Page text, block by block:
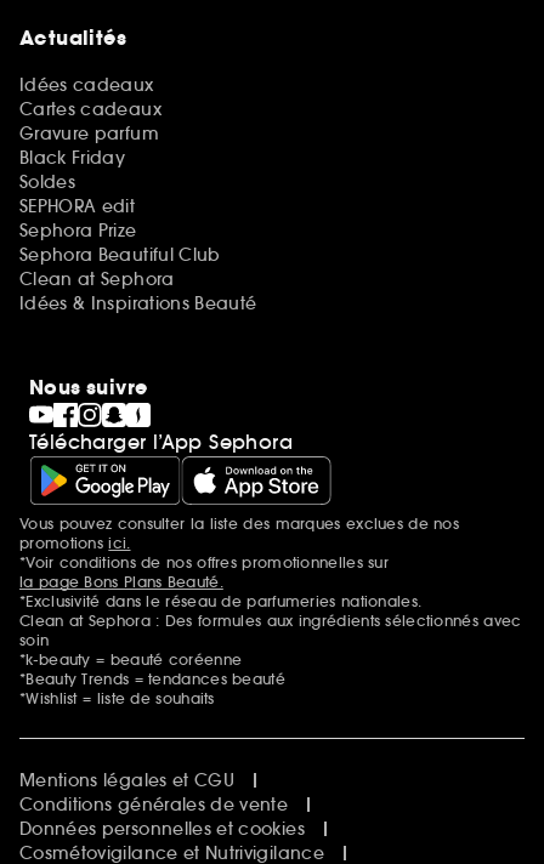
Actualités
Idées cadeaux
Cartes cadeaux
Gravure parfum
Black Friday
Soldes
SEPHORA edit
Sephora Prize
Sephora Beautiful Club
Clean at Sephora
Idées & Inspirations Beauté
Nous suivre
Télécharger l’App Sephora
Mentions additionnelles
Vous pouvez consulter la liste des marques exclues de nos
promotionsici.
*Voir conditions de nos offres promotionnelles sur
la page Bons Plans Beauté.
*Exclusivité dans le réseau de parfumeries nationales.
Clean at Sephora : Des formules aux ingrédients sélectionnés avec
soin
*k-beauty = beauté coréenne
*Beauty Trends = tendances beauté
*Wishlist = liste de souhaits
Mentions légales et CGU
Conditions générales de vente
Données personnelles et cookies
Cosmétovigilance et Nutrivigilance